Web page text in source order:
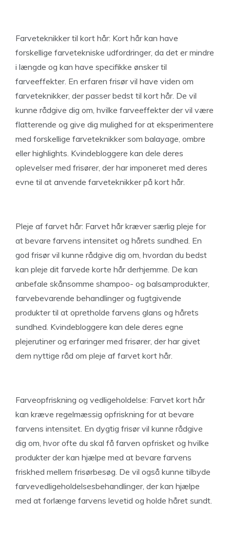
Farveteknikker til kort hår: Kort hår kan have
forskellige farvetekniske udfordringer, da det er mindre
i længde og kan have specifikke ønsker til
farveeffekter. En erfaren frisør vil have viden om
farveteknikker, der passer bedst til kort hår. De vil
kunne rådgive dig om, hvilke farveeffekter der vil være
flatterende og give dig mulighed for at eksperimentere
med forskellige farveteknikker som balayage, ombre
eller highlights. Kvindebloggere kan dele deres
oplevelser med frisører, der har imponeret med deres
evne til at anvende farveteknikker på kort hår.
Pleje af farvet hår: Farvet hår kræver særlig pleje for
at bevare farvens intensitet og hårets sundhed. En
god frisør vil kunne rådgive dig om, hvordan du bedst
kan pleje dit farvede korte hår derhjemme. De kan
anbefale skånsomme shampoo- og balsamprodukter,
farvebevarende behandlinger og fugtgivende
produkter til at opretholde farvens glans og hårets
sundhed. Kvindebloggere kan dele deres egne
plejerutiner og erfaringer med frisører, der har givet
dem nyttige råd om pleje af farvet kort hår.
Farveopfriskning og vedligeholdelse: Farvet kort hår
kan kræve regelmæssig opfriskning for at bevare
farvens intensitet. En dygtig frisør vil kunne rådgive
dig om, hvor ofte du skal få farven opfrisket og hvilke
produkter der kan hjælpe med at bevare farvens
friskhed mellem frisørbesøg. De vil også kunne tilbyde
farvevedligeholdelsesbehandlinger, der kan hjælpe
med at forlænge farvens levetid og holde håret sundt.